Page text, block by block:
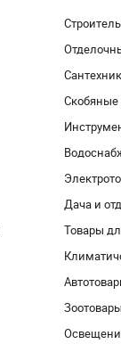
Дача и
Товары
Зоотовары